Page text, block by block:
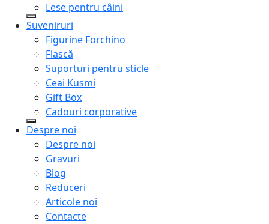
Lese pentru câini
Suveniruri
Figurine Forchino
Flască
Suporturi pentru sticle
Ceai Kusmi
Gift Box
Cadouri corporative
Despre noi
Despre noi
Gravuri
Blog
Reduceri
Articole noi
Contacte